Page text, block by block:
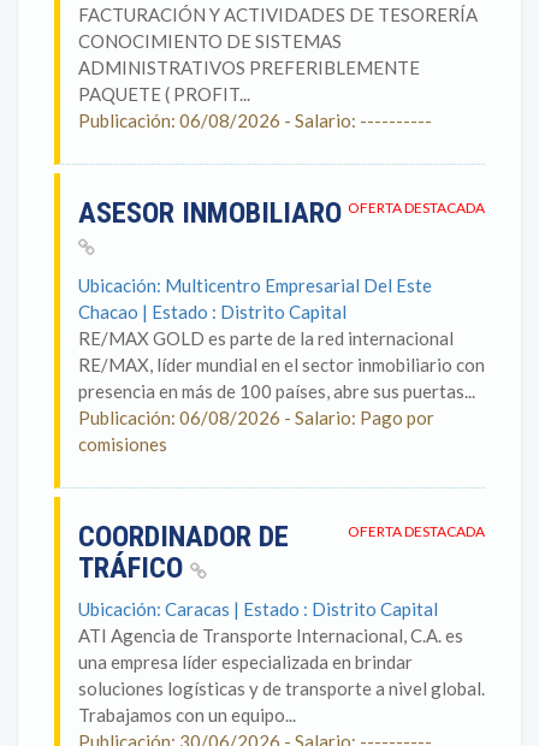
FACTURACIÓN Y ACTIVIDADES DE TESORERÍA
CONOCIMIENTO DE SISTEMAS
ADMINISTRATIVOS PREFERIBLEMENTE
PAQUETE ( PROFIT...
Publicación: 06/08/2026 - Salario: ----------
OFERTA DESTACADA
ASESOR INMOBILIARO
Ubicación: Multicentro Empresarial Del Este
Chacao | Estado : Distrito Capital
RE/MAX GOLD es parte de la red internacional
RE/MAX, líder mundial en el sector inmobiliario con
presencia en más de 100 países, abre sus puertas...
Publicación: 06/08/2026 - Salario: Pago por
comisiones
OFERTA DESTACADA
COORDINADOR DE
TRÁFICO
Ubicación: Caracas | Estado : Distrito Capital
ATI Agencia de Transporte Internacional, C.A. es
una empresa líder especializada en brindar
soluciones logísticas y de transporte a nivel global.
Trabajamos con un equipo...
Publicación: 30/06/2026 - Salario: ----------